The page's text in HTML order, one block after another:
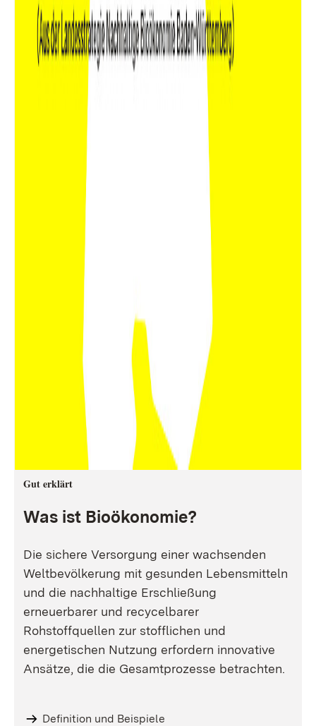
Gut erklärt
Was ist Bioökonomie?
Die sichere Versorgung einer wachsenden
Weltbevölkerung mit gesunden Lebensmitteln
und die nachhaltige Erschließung
erneuerbarer und recycelbarer
Rohstoffquellen zur stofflichen und
energetischen Nutzung erfordern innovative
Ansätze, die die Gesamtprozesse betrachten.
Definition und Beispiele